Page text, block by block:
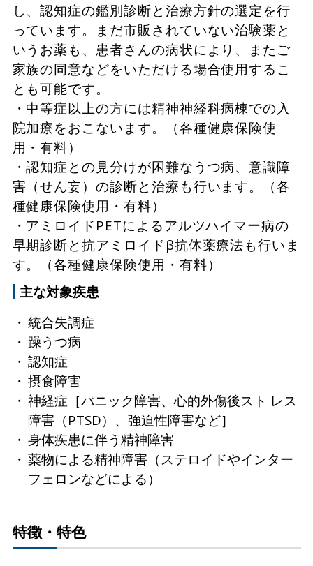
し、認知症の鑑別診断と治療方針の選定を行
っています。まだ市販されていない治験薬と
いうお薬も、患者さんの病状により、またご
家族の同意などをいただける場合使用するこ
とも可能です。
・中等症以上の方には精神神経科病棟での入
院加療をおこないます。（各種健康保険使
用・有料）
・認知症との見分けが困難なうつ病、意識障
害（せん妄）の診断と治療も行います。（各
種健康保険使用・有料）
・アミロイドPETによるアルツハイマー病の
早期診断と抗アミロイドβ抗体薬療法も行いま
す。（各種健康保険使用・有料）
主な対象疾患
統合失調症
躁うつ病
認知症
摂食障害
神経症［パニック障害、心的外傷後スト レス
障害（PTSD）、強迫性障害など］
身体疾患に伴う精神障害
薬物による精神障害（ステロイドやインター
フェロンなどによる）
特徴・特色